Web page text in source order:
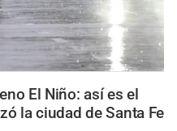
El Niño: así es el
la ciudad de Santa Fe